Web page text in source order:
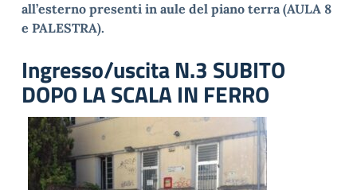
all’esterno presenti in aule del piano terra (AULA 8
e PALESTRA).
Ingresso/uscita N.3 SUBITO
DOPO LA SCALA IN FERRO